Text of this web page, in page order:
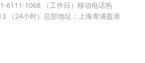
6111-1068 （工作日）移动电话热
（24小时）总部地址：上海青浦盈港